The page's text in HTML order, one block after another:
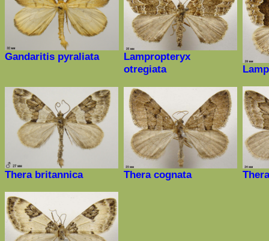
Gandaritis pyraliata
Lampropteryx
otregiata
Thera britannica Thera cognata Thera